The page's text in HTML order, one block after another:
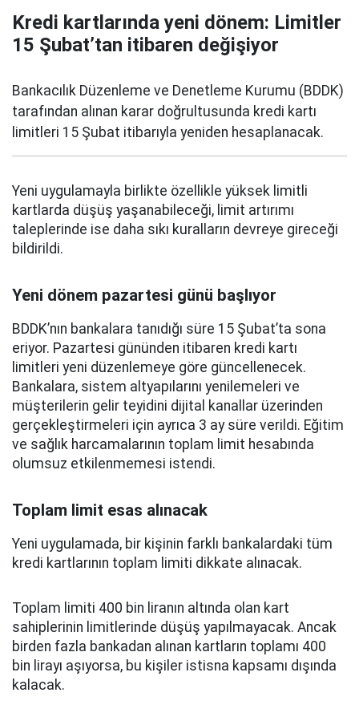
Kredi kartlarında yeni dönem: Limitler
15 Şubat’tan itibaren değişiyor
Bankacılık Düzenleme ve Denetleme Kurumu (BDDK)
tarafından alınan karar doğrultusunda kredi kartı
limitleri 15 Şubat itibarıyla yeniden hesaplanacak.
Yeni uygulamayla birlikte özellikle yüksek limitli
kartlarda düşüş yaşanabileceği, limit artırımı
taleplerinde ise daha sıkı kuralların devreye gireceği
bildirildi.
Yeni dönem pazartesi günü başlıyor
BDDK’nın bankalara tanıdığı süre 15 Şubat’ta sona
eriyor. Pazartesi gününden itibaren kredi kartı
limitleri yeni düzenlemeye göre güncellenecek.
Bankalara, sistem altyapılarını yenilemeleri ve
müşterilerin gelir teyidini dijital kanallar üzerinden
gerçekleştirmeleri için ayrıca 3 ay süre verildi. Eğitim
ve sağlık harcamalarının toplam limit hesabında
olumsuz etkilenmemesi istendi.
Toplam limit esas alınacak
Yeni uygulamada, bir kişinin farklı bankalardaki tüm
kredi kartlarının toplam limiti dikkate alınacak.
Toplam limiti 400 bin liranın altında olan kart
sahiplerinin limitlerinde düşüş yapılmayacak. Ancak
birden fazla bankadan alınan kartların toplamı 400
bin lirayı aşıyorsa, bu kişiler istisna kapsamı dışında
kalacak.